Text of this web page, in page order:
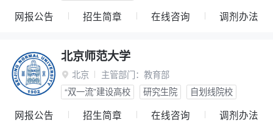
网报公告 招生简章 在线咨询 调剂办法
北京师范大学
 北京 主管部门： 教育部
“双一流”建设高校
研究生院 自划线院校
网报公告 招生简章 在线咨询 调剂办法